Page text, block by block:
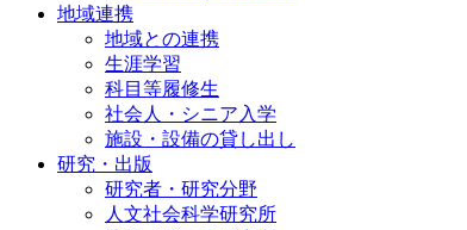
地域連携
地域との連携
生涯学習
科目等履修生
社会人・シニア入学
施設・設備の貸し出し
研究・出版
研究者・研究分野
人文社会科学研究所